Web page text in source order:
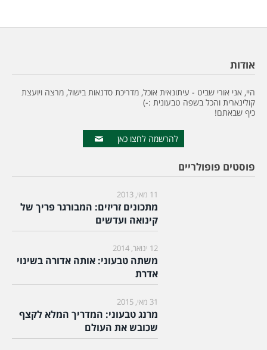
אודות
היי, אני אורי שביט - עיתונאית אוכל, מדריכת סדנאות בישול, מרצה ויועצת
קולינארית והכל בשפה טבעונית :-)
כיף שבאתם!
להרשמה לחצו כאן
פוסטים פופולריים
11 מאי, 2013
מתכונים זריזים: המבורגר פריך של
קינואה ועדשים
12 ינואר, 2014
משתה טבעוני: אותה אדורה בשינוי
אדרת
31 מאי, 2015
מרנג טבעוני: המדריך המלא לקצף
שכובש את העולם